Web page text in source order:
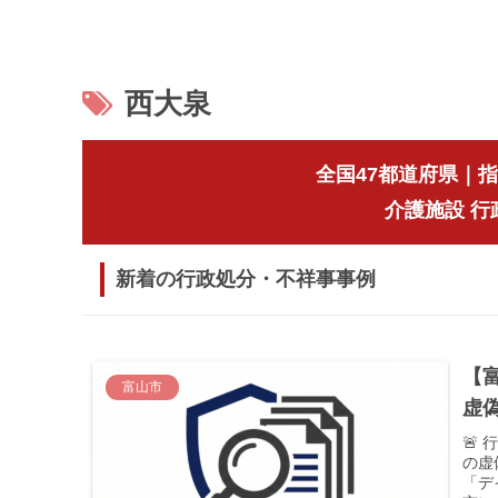
西大泉
全国47都道府県｜
介護施設 行
新着の行政処分・不祥事事例
富山市
【
虚
🚨
の虚
「